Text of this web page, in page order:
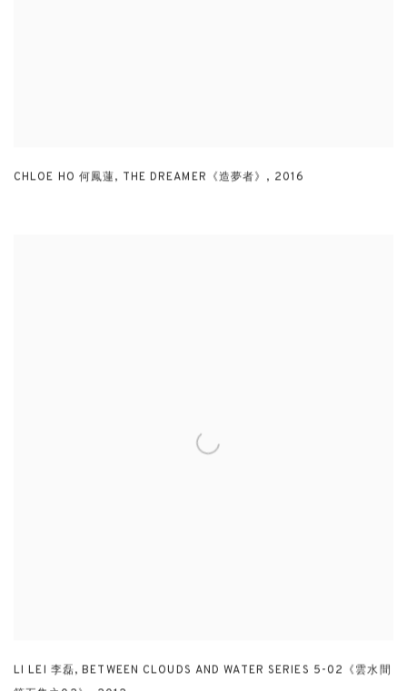
CHLOE HO 何鳳蓮, THE DREAMER《造夢者》 , 2016
LI LEI 李磊,BETWEEN CLOUDS AND WATER SERIES 5-02《雲水間